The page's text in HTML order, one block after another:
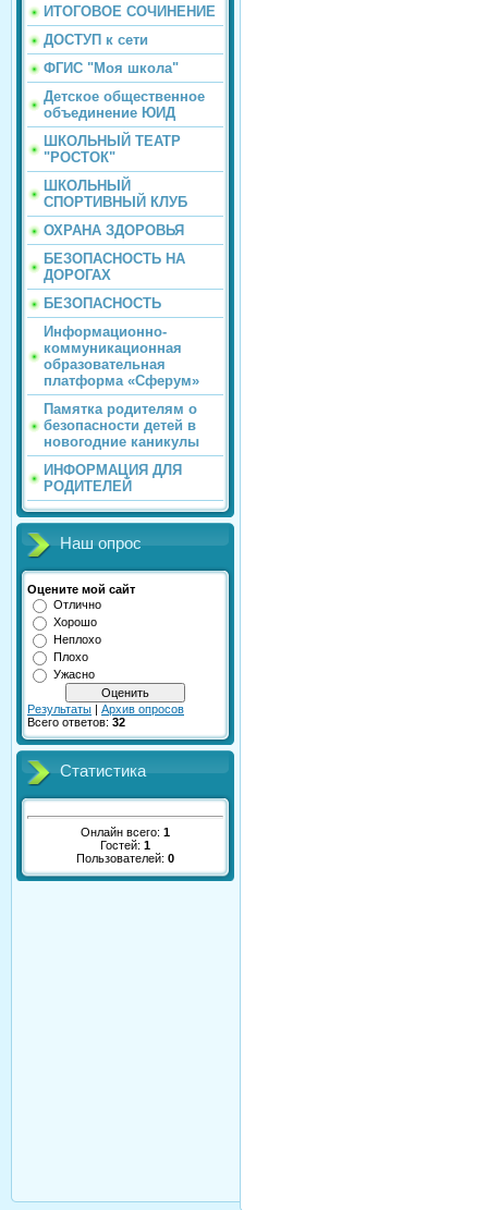
ИТОГОВОЕ СОЧИНЕНИЕ
ДОСТУП к сети
ФГИС "Моя школа"
Детское общественное
объединение ЮИД
ШКОЛЬНЫЙ ТЕАТР
"РОСТОК"
ШКОЛЬНЫЙ
СПОРТИВНЫЙ КЛУБ
ОХРАНА ЗДОРОВЬЯ
БЕЗОПАСНОСТЬ НА
ДОРОГАХ
БЕЗОПАСНОСТЬ
Информационно-
коммуникационная
образовательная
платформа «Сферум»
Памятка родителям о
безопасности детей в
новогодние каникулы
ИНФОРМАЦИЯ ДЛЯ
РОДИТЕЛЕЙ
Наш опрос
Оцените мой сайт
Отлично
Хорошо
Неплохо
Плохо
Ужасно
Результаты | Архив опросов
Всего ответов: 32
Статистика
Онлайн всего: 1
Гостей: 1
Пользователей: 0